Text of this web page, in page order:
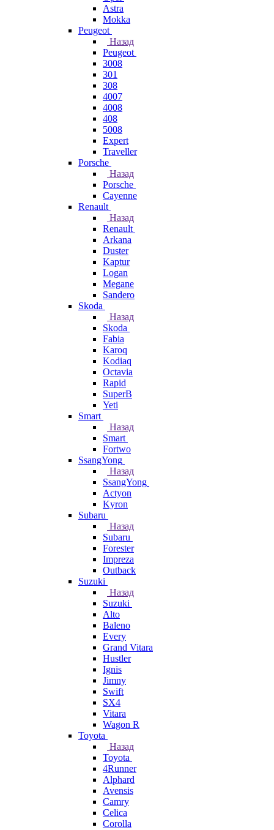
Astra
Mokka
Peugeot
Назад
Peugeot
3008
301
308
4007
4008
408
5008
Expert
Traveller
Porsche
Назад
Porsche
Cayenne
Renault
Назад
Renault
Arkana
Duster
Kaptur
Logan
Megane
Sandero
Skoda
Назад
Skoda
Fabia
Karoq
Kodiaq
Octavia
Rapid
SuperB
Yeti
Smart
Назад
Smart
Fortwo
SsangYong
Назад
SsangYong
Actyon
Kyron
Subaru
Назад
Subaru
Forester
Impreza
Outback
Suzuki
Назад
Suzuki
Alto
Baleno
Every
Grand Vitara
Hustler
Ignis
Jimny
Swift
SX4
Vitara
Wagon R
Toyota
Назад
Toyota
4Runner
Alphard
Avensis
Camry
Celica
Corolla